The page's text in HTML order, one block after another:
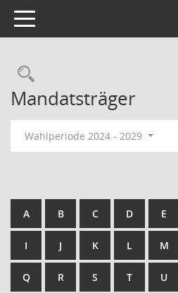
Toggle navigation
Mandatsträger
Wahlperiode 2024 - 2029
A B C D E
I J K L M
Q R S T U